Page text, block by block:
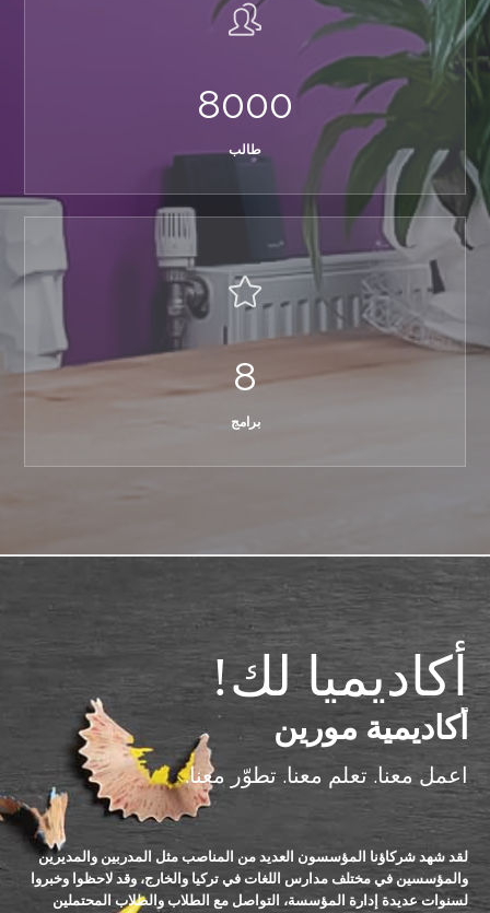
8000
طالب
8
برامج
أكاديميا لك!
أكاديمية مورين
اعمل معنا. تعلم معنا. تطوّر معنا.
لقد شهد شركاؤنا المؤسسون العديد من المناصب مثل المدربين والمديرين
والمؤسسين في مختلف مدارس اللغات في تركيا والخارج، وقد لاحظوا وخبروا
لسنوات عديدة إدارة المؤسسة، التواصل مع الطلاب والطلاب المحتملين